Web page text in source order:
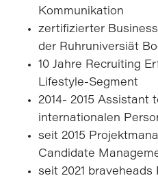
Kommunikation
zertifizierter
der Ruhruniversiät
10 Jahre Recruiting
Lifestyle-Segment
2014- 2015 Assistant
internationalen
seit 2015
Candidate
seit 2021